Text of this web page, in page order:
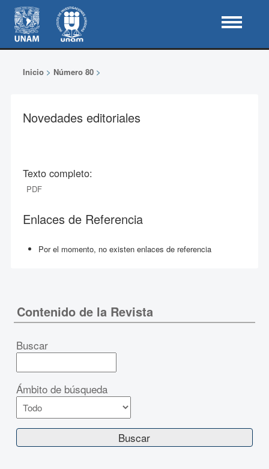
Inicio> Número 80>
Novedades editoriales
Texto completo:
PDF
Enlaces de Referencia
Por el momento, no existen enlaces de referencia
Contenido de la Revista
Buscar
Ámbito de búsqueda